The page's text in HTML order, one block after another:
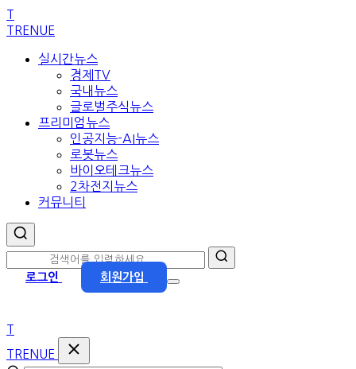
본
문
T
TRENUE
실시간뉴스
경제TV
국내뉴스
글로벌주식뉴스
프리미엄뉴스
인공지능-AI뉴스
로봇뉴스
바이오테크뉴스
2차전지뉴스
커뮤니티
로그인 회원가입
T
TRENUE